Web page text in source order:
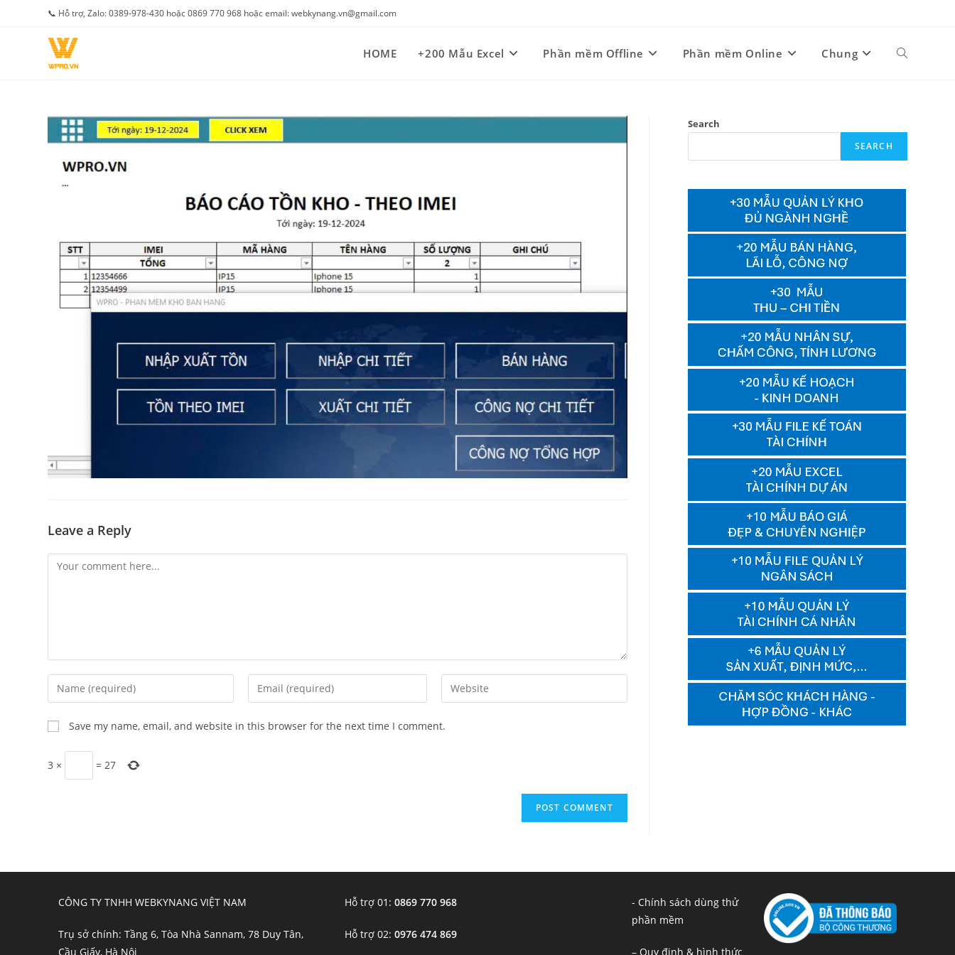
📞 Hỗ trợ, Zalo: 0389-978-430 hoặc 0869 770 968 hoặc email: webkynang.vn@gmail.com
HOME +200 Mẫu Excel Phần mềm Offline Phần mềm Online Chung Toggle
search
Leave a Reply
Comment
Enter
your
name
or
username
to
Enter
your
Enter
your
Save my name, email, and website in this browser for the next time I comment.
3 × =27
Search
SEARCH
CÔNG TY TNHH WEBKYNANG VIỆT NAM
Trụ sở chính: Tầng 6, Tòa Nhà Sannam, 78 Duy Tân,
Cầu Giấy, Hà Nội
Hỗ trợ 01:0869 770 968
Hỗ trợ 02:0976 474 869
- Chính sách dùng thử
phần mềm
– Quy định & hình thức